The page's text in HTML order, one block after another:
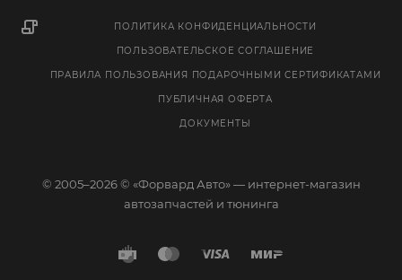
ПОЛИТИКА КОНФИДЕНЦИАЛЬНОСТИ
ПОЛЬЗОВАТЕЛЬСКОЕ СОГЛАШЕНИЕ
ПРАВИЛА ПОЛЬЗОВАНИЯ ПОДАРОЧНЫМИ СЕРТИФИКАТАМИ
ПУБЛИЧНАЯ ОФЕРТА
ДОКУМЕНТЫ
© 2005–2026 © «Форвард Авто» — интернет-магазин
автозапчастей и тюнинга